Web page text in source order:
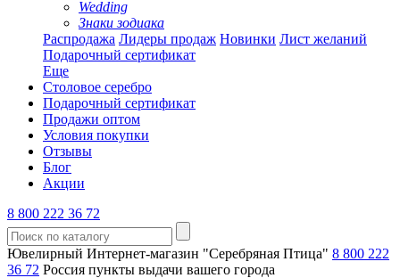
Wedding
Знаки зодиака
Распродажа Лидеры продаж Новинки Лист желаний
Подарочный сертификат
Еще
Столовое серебро
Подарочный сертификат
Продажи оптом
Условия покупки
Отзывы
Блог
Акции
8 800 222 36 72
Ювелирный Интернет-магазин "Серебряная Птица" 8 800 222
36 72 Россия пункты выдачи вашего города